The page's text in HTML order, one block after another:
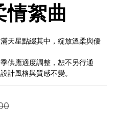
情絮曲
天星點綴其中，綻放溫柔與優
供應適度調整，恕不另行通
計風格與質感不變。